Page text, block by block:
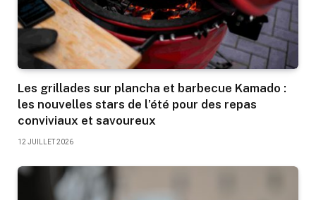
Les grillades sur plancha et barbecue Kamado :
les nouvelles stars de l’été pour des repas
conviviaux et savoureux
12 JUILLET 2026